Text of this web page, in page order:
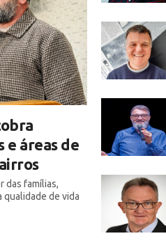
e áreas de
das famílias,
qualidade de vida